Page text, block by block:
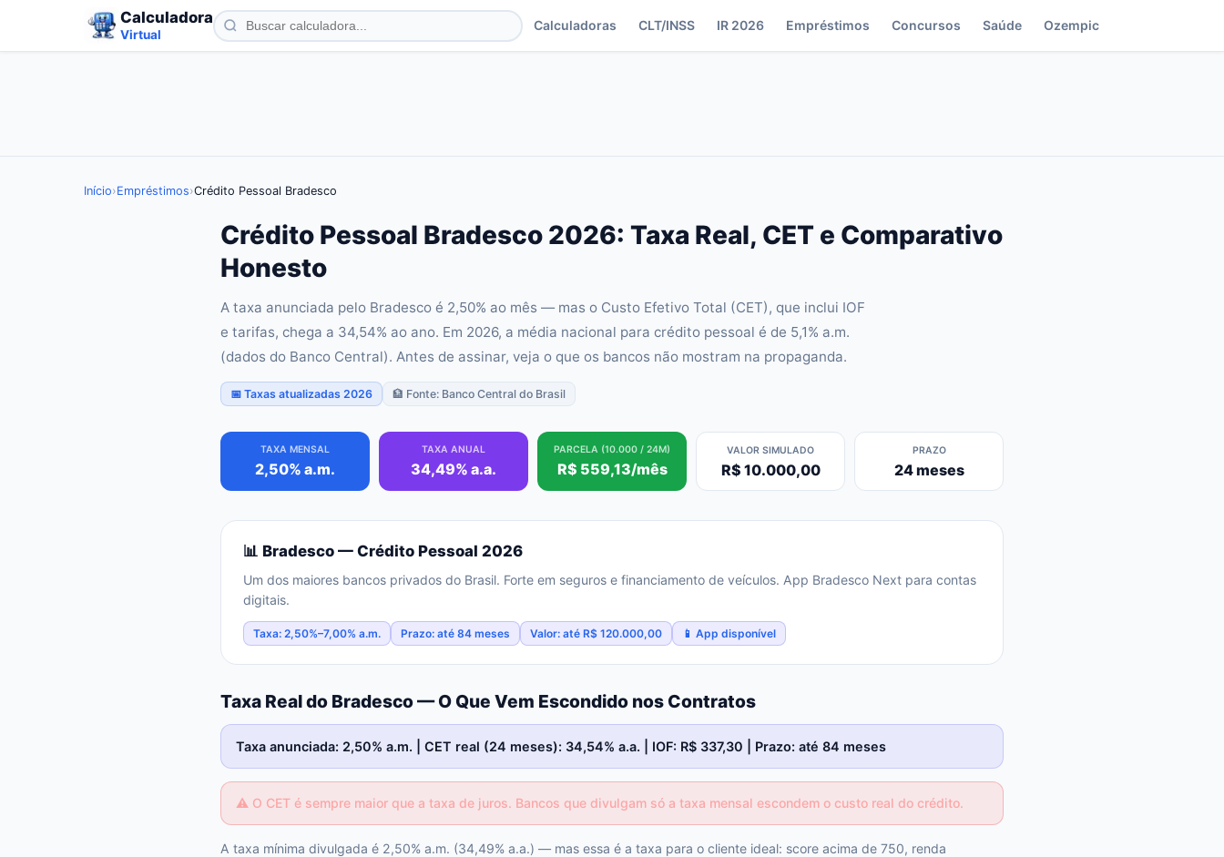
Calculadora
Virtual
Calculadoras CLT/INSS IR 2026 Empréstimos Concursos Saúde Ozempic
Início›Empréstimos›Crédito Pessoal Bradesco
Crédito Pessoal Bradesco 2026: Taxa Real, CET e Comparativo
Honesto
A taxa anunciada pelo Bradesco é 2,50% ao mês — mas o Custo Efetivo Total (CET), que inclui IOF
e tarifas, chega a 34,54% ao ano. Em 2026, a média nacional para crédito pessoal é de 5,1% a.m.
(dados do Banco Central). Antes de assinar, veja o que os bancos não mostram na propaganda.
📅 Taxas atualizadas 2026 🏦 Fonte: Banco Central do Brasil
TAXA MENSAL
2,50% a.m.
TAXA ANUAL
34,49% a.a.
PARCELA (10.000 / 24M)
R$ 559,13/mês
VALOR SIMULADO
R$ 10.000,00
PRAZO
24 meses
📊 Bradesco — Crédito Pessoal 2026
Um dos maiores bancos privados do Brasil. Forte em seguros e financiamento de veículos. App Bradesco Next para contas
digitais.
Taxa: 2,50%–7,00% a.m. Prazo: até 84 meses Valor: até R$ 120.000,00 📱 App disponível
Taxa Real do Bradesco — O Que Vem Escondido nos Contratos
Taxa anunciada: 2,50% a.m. | CET real (24 meses): 34,54% a.a. | IOF: R$ 337,30 | Prazo: até 84 meses
⚠️ O CET é sempre maior que a taxa de juros. Bancos que divulgam só a taxa mensal escondem o custo real do crédito.
A taxa mínima divulgada é 2,50% a.m. (34,49% a.a.) — mas essa é a taxa para o cliente ideal: score acima de 750, renda